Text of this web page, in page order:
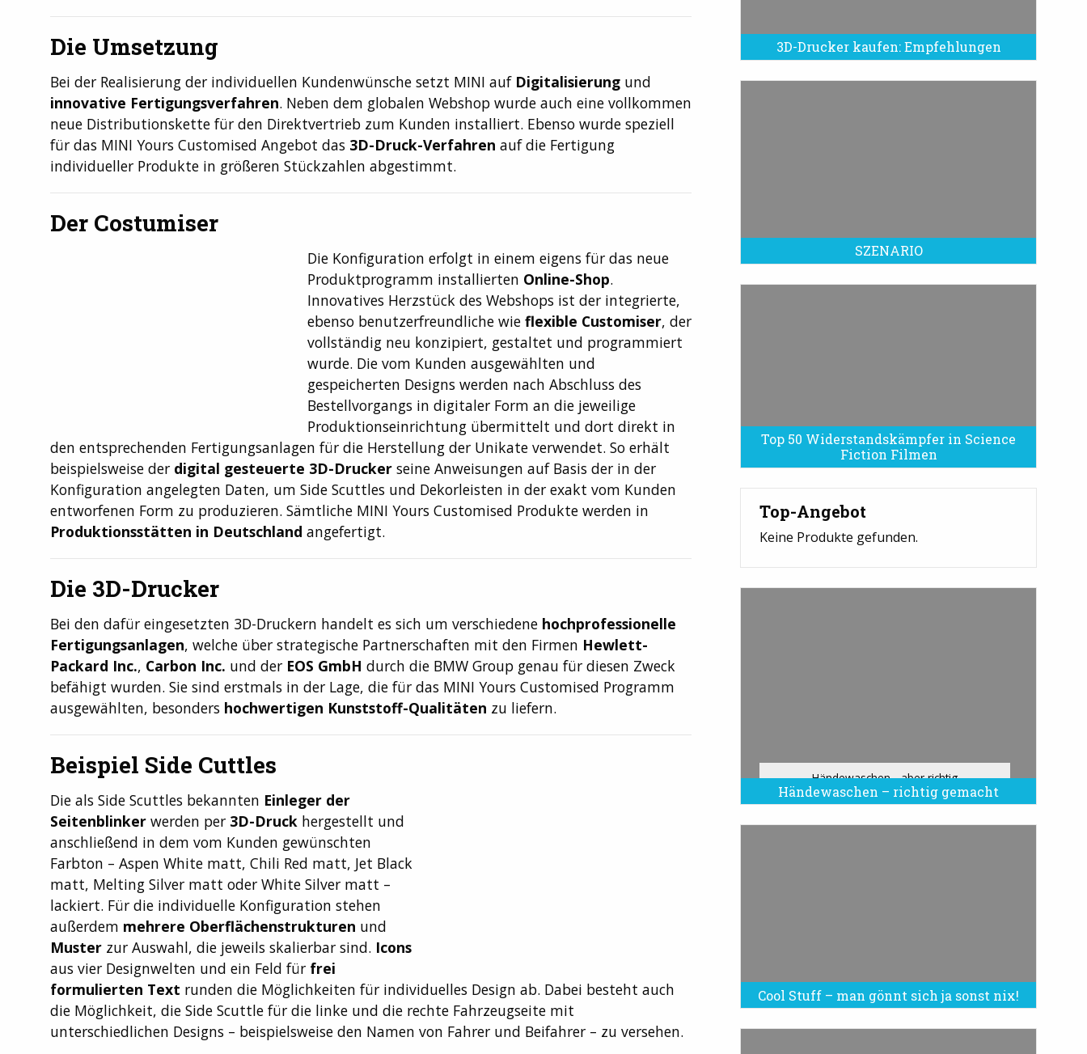
Die Umsetzung
Bei der Realisierung der individuellen Kundenwünsche setzt MINI auf Digitalisierung und
innovative Fertigungsverfahren. Neben dem globalen Webshop wurde auch eine vollkommen
neue Distributionskette für den Direktvertrieb zum Kunden installiert. Ebenso wurde speziell
für das MINI Yours Customised Angebot das 3D-Druck-Verfahren auf die Fertigung
individueller Produkte in größeren Stückzahlen abgestimmt.
Der Costumiser
Die Konfiguration erfolgt in einem eigens für das neue
Produktprogramm installierten Online-Shop.
Innovatives Herzstück des Webshops ist der integrierte,
ebenso benutzerfreundliche wie flexible Customiser, der
vollständig neu konzipiert, gestaltet und programmiert
wurde. Die vom Kunden ausgewählten und
gespeicherten Designs werden nach Abschluss des
Bestellvorgangs in digitaler Form an die jeweilige
Produktionseinrichtung übermittelt und dort direkt in
den entsprechenden Fertigungsanlagen für die Herstellung der Unikate verwendet. So erhält
beispielsweise der digital gesteuerte 3D-Drucker seine Anweisungen auf Basis der in der
Konfiguration angelegten Daten, um Side Scuttles und Dekorleisten in der exakt vom Kunden
entworfenen Form zu produzieren. Sämtliche MINI Yours Customised Produkte werden in
Produktionsstätten in Deutschland angefertigt.
Die 3D-Drucker
Bei den dafür eingesetzten 3D-Druckern handelt es sich um verschiedene hochprofessionelle
Fertigungsanlagen, welche über strategische Partnerschaften mit den Firmen Hewlett-
Packard Inc., Carbon Inc. und der EOS GmbH durch die BMW Group genau für diesen Zweck
befähigt wurden. Sie sind erstmals in der Lage, die für das MINI Yours Customised Programm
ausgewählten, besonders hochwertigen Kunststoff-Qualitäten zu liefern.
Beispiel Side Cuttles
Die als Side Scuttles bekannten Einleger der
Seitenblinker werden per 3D-Druck hergestellt und
anschließend in dem vom Kunden gewünschten
Farbton – Aspen White matt, Chili Red matt, Jet Black
matt, Melting Silver matt oder White Silver matt –
lackiert. Für die individuelle Konfiguration stehen
außerdem mehrere Oberflächenstrukturen und
Muster zur Auswahl, die jeweils skalierbar sind. Icons
aus vier Designwelten und ein Feld für frei
formulierten Text runden die Möglichkeiten für individuelles Design ab. Dabei besteht auch
die Möglichkeit, die Side Scuttle für die linke und die rechte Fahrzeugseite mit
unterschiedlichen Designs – beispielsweise den Namen von Fahrer und Beifahrer – zu versehen.
3D-Drucker kaufen: Empfehlungen
SZENARIO
Top 50 Widerstandskämpfer in Science
Fiction Filmen
Top-Angebot
Keine Produkte gefunden.
Händewaschen – richtig gemacht
Händewaschen - aber richtig
Cool Stuff – man gönnt sich ja sonst nix!